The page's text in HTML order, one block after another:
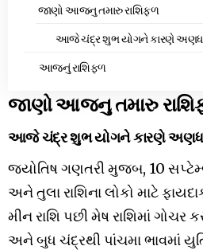
જાણો આજનુ તમારુ રાશિફળ
આજે ચંદ્ર શુભ યોગને કારણે
આજનું રાશિફળ
જાણો આજનુ તમારુ
આજે ચંદ્ર શુભ યોગને કારણે
જ્યોતિષ ગણતરી મુજબ, 10
અને તુલા રાશિના લોકો માટે
મીન રાશિ પછી મેષ રાશિમાં
અને બુધ ચંદ્રથી પાંચમા ભાવમાં